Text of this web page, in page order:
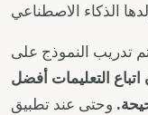
تدريب النموذج على
اتباع التعليمات أفضل
وحتى عند تطبيق